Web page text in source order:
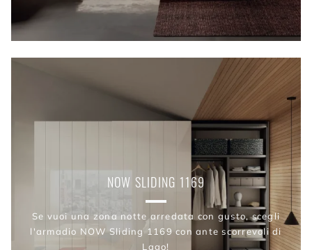
NOW SLIDING 1169
Se vuoi una zona notte arredata con gusto, scegli
l'armadio NOW Sliding 1169 con ante scorrevoli di
Lago!